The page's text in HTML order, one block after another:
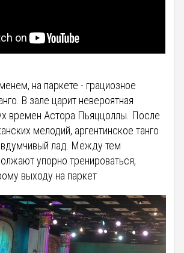
на паркете - грациозное
В зале царит невероятная
времен Астора Пьяццоллы. После
мелодий, аргентинское танго
вдумчивый лад. Между тем
упорно тренироваться,
выходу на паркет